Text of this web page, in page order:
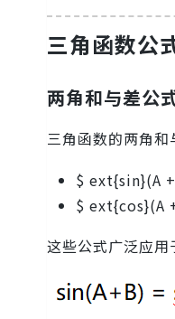
三角函数公
两角和与差公
三角函数的两角
$ ext{sin}(A
$ ext{cos}(A
这些公式广泛应用